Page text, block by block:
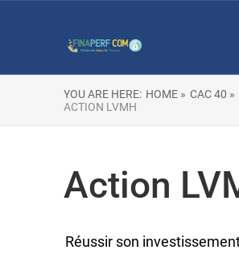
YOU ARE HERE: HOME » CAC 40 »
ACTION LVMH
Action
Réussir son